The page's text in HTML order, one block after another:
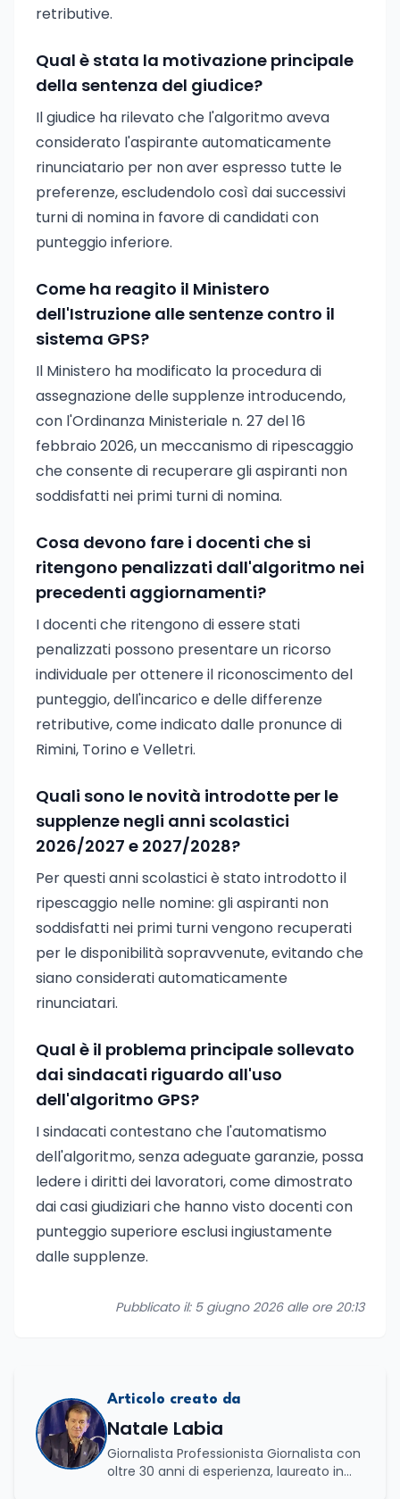
retributive.
Qual è stata la motivazione principale
della sentenza del giudice?
Il giudice ha rilevato che l'algoritmo aveva
considerato l'aspirante automaticamente
rinunciatario per non aver espresso tutte le
preferenze, escludendolo così dai successivi
turni di nomina in favore di candidati con
punteggio inferiore.
Come ha reagito il Ministero
dell'Istruzione alle sentenze contro il
sistema GPS?
Il Ministero ha modificato la procedura di
assegnazione delle supplenze introducendo,
con l'Ordinanza Ministeriale n. 27 del 16
febbraio 2026, un meccanismo di ripescaggio
che consente di recuperare gli aspiranti non
soddisfatti nei primi turni di nomina.
Cosa devono fare i docenti che si
ritengono penalizzati dall'algoritmo nei
precedenti aggiornamenti?
I docenti che ritengono di essere stati
penalizzati possono presentare un ricorso
individuale per ottenere il riconoscimento del
punteggio, dell'incarico e delle differenze
retributive, come indicato dalle pronunce di
Rimini, Torino e Velletri.
Quali sono le novità introdotte per le
supplenze negli anni scolastici
2026/2027 e 2027/2028?
Per questi anni scolastici è stato introdotto il
ripescaggio nelle nomine: gli aspiranti non
soddisfatti nei primi turni vengono recuperati
per le disponibilità sopravvenute, evitando che
siano considerati automaticamente
rinunciatari.
Qual è il problema principale sollevato
dai sindacati riguardo all'uso
dell'algoritmo GPS?
I sindacati contestano che l'automatismo
dell'algoritmo, senza adeguate garanzie, possa
ledere i diritti dei lavoratori, come dimostrato
dai casi giudiziari che hanno visto docenti con
punteggio superiore esclusi ingiustamente
dalle supplenze.
Pubblicato il: 5 giugno 2026 alle ore 20:13
Articolo creato da
Natale Labia
Giornalista Professionista Giornalista con
oltre 30 anni di esperienza, laureato in